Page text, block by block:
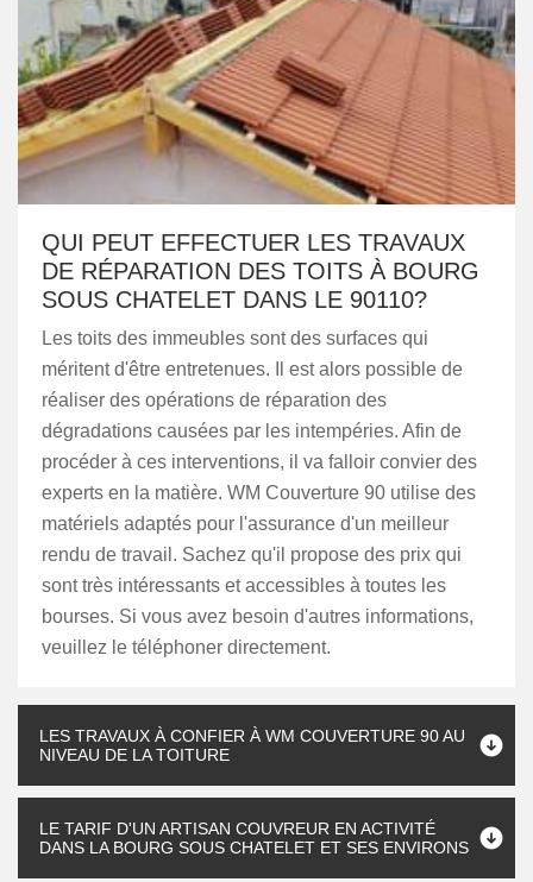
QUI PEUT EFFECTUER LES TRAVAUX
DE RÉPARATION DES TOITS À BOURG
SOUS CHATELET DANS LE 90110?
Les toits des immeubles sont des surfaces qui
méritent d'être entretenues. Il est alors possible de
réaliser des opérations de réparation des
dégradations causées par les intempéries. Afin de
procéder à ces interventions, il va falloir convier des
experts en la matière. WM Couverture 90 utilise des
matériels adaptés pour l'assurance d'un meilleur
rendu de travail. Sachez qu'il propose des prix qui
sont très intéressants et accessibles à toutes les
bourses. Si vous avez besoin d'autres informations,
veuillez le téléphoner directement.
LES TRAVAUX À CONFIER À WM COUVERTURE 90 AU
NIVEAU DE LA TOITURE
LE TARIF D'UN ARTISAN COUVREUR EN ACTIVITÉ
DANS LA BOURG SOUS CHATELET ET SES ENVIRONS